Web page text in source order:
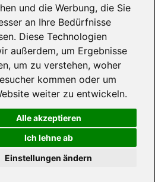
und die Werbung, die Sie
an Ihre Bedürfnisse
Diese Technologien
außerdem, um Ergebnisse
um zu verstehen, woher
kommen oder um
weiter zu entwickeln.
Alle akzeptieren
Ich lehne ab
Einstellungen ändern